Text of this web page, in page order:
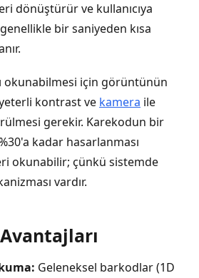
dönüştürür ve kullanıcıya
bir saniyeden kısa
okunabilmesi için görüntünün
kontrast ve kamera ile
gerekir. Karekodun bir
kadar hasarlanması
okunabilir; çünkü sistemde
vardır.
Geleneksel barkodlar (1D